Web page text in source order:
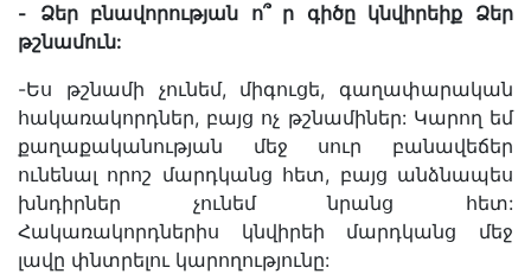
- Ձեր բնավորության ո՞ ր գիծը կնվիրեիք Ձեր
թշնամուն:
-Ես թշնամի չունեմ, միգուցե, գաղափարական
հակառակորդներ, բայց ոչ թշնամիներ: Կարող եմ
քաղաքականության մեջ սուր բանավեճեր
ունենալ որոշ մարդկանց հետ, բայց անձնապես
խնդիրներ չունեմ նրանց հետ:
Հակառակորդներիս կնվիրեի մարդկանց մեջ
լավը փնտրելու կարողությունը: